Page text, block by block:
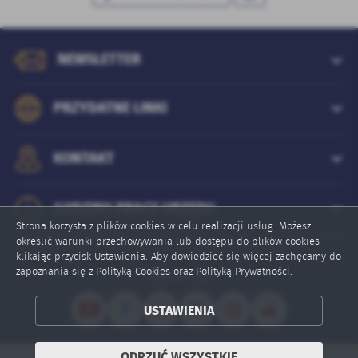
Strona korzysta z plików cookies w celu realizacji usług. Możesz
określić warunki przechowywania lub dostępu do plików cookies
klikając przycisk Ustawienia. Aby dowiedzieć się więcej zachęcamy do
zapoznania się z Polityką Cookies oraz Polityką Prywatności.
USTAWIENIA
ZAPISZ WYBRANE
ODRZUĆ WSZYSTKIE
PRZYDATNE LINKI
KONTAKT
NEWSLETTER
GODZINY PRACY URZĘDU
Online: 62